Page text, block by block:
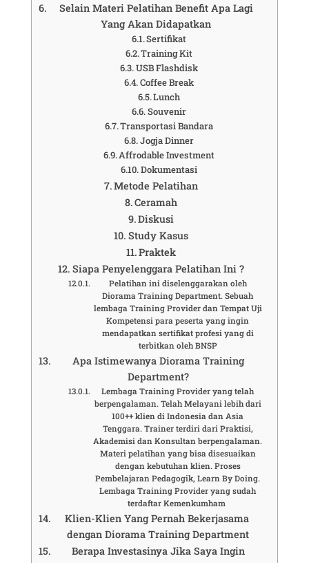
Selain Materi Pelatihan Benefit Apa Lagi
Yang Akan Didapatkan
Sertifikat
Training Kit
USB Flashdisk
Coffee Break
Lunch
Souvenir
Transportasi Bandara
Jogja Dinner
Affrodable Investment
Dokumentasi
Metode Pelatihan
Ceramah
Diskusi
Study Kasus
Praktek
Siapa Penyelenggara Pelatihan Ini ?
Pelatihan ini diselenggarakan oleh
Diorama Training Department. Sebuah
lembaga Training Provider dan Tempat Uji
Kompetensi para peserta yang ingin
mendapatkan sertifikat profesi yang di
terbitkan oleh BNSP
Apa Istimewanya Diorama Training
Department?
Lembaga Training Provider yang telah
berpengalaman. Telah Melayani lebih dari
100++ klien di Indonesia dan Asia
Tenggara. Trainer terdiri dari Praktisi,
Akademisi dan Konsultan berpengalaman.
Materi pelatihan yang bisa disesuaikan
dengan kebutuhan klien. Proses
Pembelajaran Pedagogik, Learn By Doing.
Lembaga Training Provider yang sudah
terdaftar Kemenkumham
Klien-Klien Yang Pernah Bekerjasama
dengan Diorama Training Department
Berapa Investasinya Jika Saya Ingin